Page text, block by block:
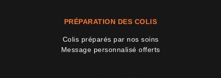
PRÉPARATION DES COLIS
Colis préparés par nos soins
Message personnalisé offerts